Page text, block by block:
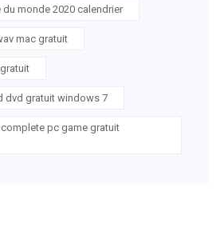
monde 2020 calendrier
mac gratuit
dvd gratuit windows 7
pc game gratuit